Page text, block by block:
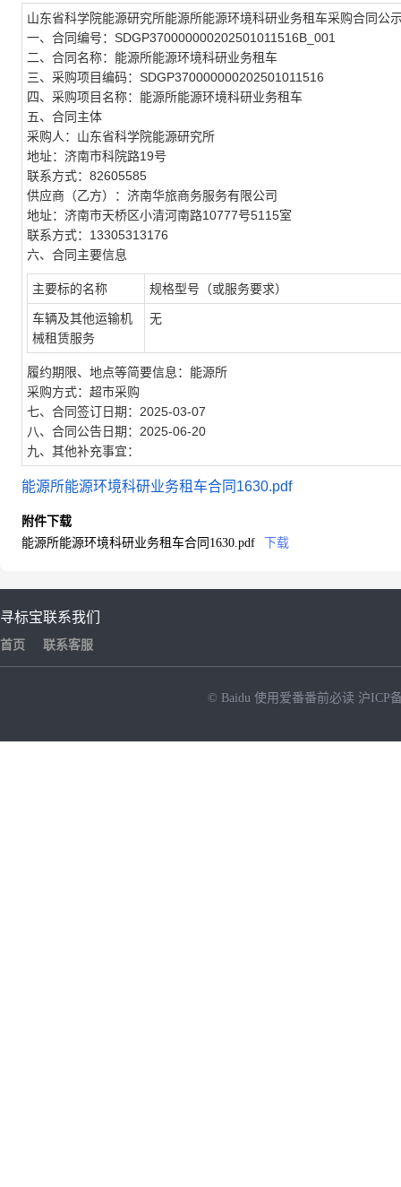
山东省科学院能源研究所能源所能源环境科研业务租车采购合同公
一、合同编号：SDGP370000000202501011516B_001
二、合同名称：能源所能源环境科研业务租车
三、采购项目编码：SDGP370000000202501011516
四、采购项目名称：能源所能源环境科研业务租车
五、合同主体
采购人：山东省科学院能源研究所
地址：济南市科院路19号
联系方式：82605585
供应商（乙方）：济南华旅商务服务有限公司
地址：济南市天桥区小清河南路10777号5115室
联系方式：13305313176
六、合同主要信息
主要标的名称 规格型号（或服务要求）
车辆及其他运输机
械租赁服务
无
履约期限、地点等简要信息：能源所
采购方式：超市采购
七、合同签订日期：2025-03-07
八、合同公告日期：2025-06-20
九、其他补充事宜：
能源所能源环境科研业务租车合同1630.pdf
附件下载
能源所能源环境科研业务租车合同1630.pdf
下载
寻标宝
首页
联系我们
联系客服
© Baidu 使用爱番番前必读 沪ICP